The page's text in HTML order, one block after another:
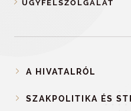
ÜGYFÉLSZOLGÁLAT
A HIVATALRÓL
SZAKPOLITIKA ÉS